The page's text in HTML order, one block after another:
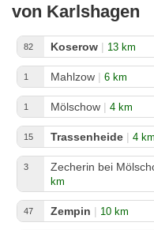
von Karlshagen
82 Koserow | 13 km
1 Mahlzow | 6 km
1 Mölschow | 4 km
15 Trassenheide | 4 km
3 Zecherin bei
km
47 Zempin | 10 km